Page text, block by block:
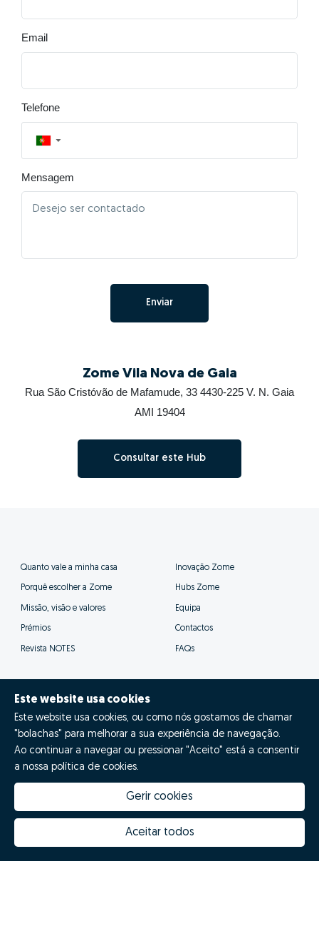
Email
Telefone
▼
Mensagem
Enviar
Zome Vila Nova de Gaia
Rua São Cristóvão de Mafamude, 33 4430-225 V. N. Gaia
AMI 19404
Consultar este Hub
Quanto vale a minha casa
Porquê escolher a Zome
Missão, visão e valores
Prémios
Revista NOTES
Inovação Zome
Hubs Zome
Equipa
Contactos
FAQs
Política de Privacidade
Termos e condições
Resolução Alternativa de Litígios
Este website usa cookies
Este website usa cookies, ou como nós gostamos de chamar
"bolachas" para melhorar a sua experiência de navegação.
Ao continuar a navegar ou pressionar "Aceito" está a consentir
a nossa política de cookies.
Gerir cookies
Aceitar todos